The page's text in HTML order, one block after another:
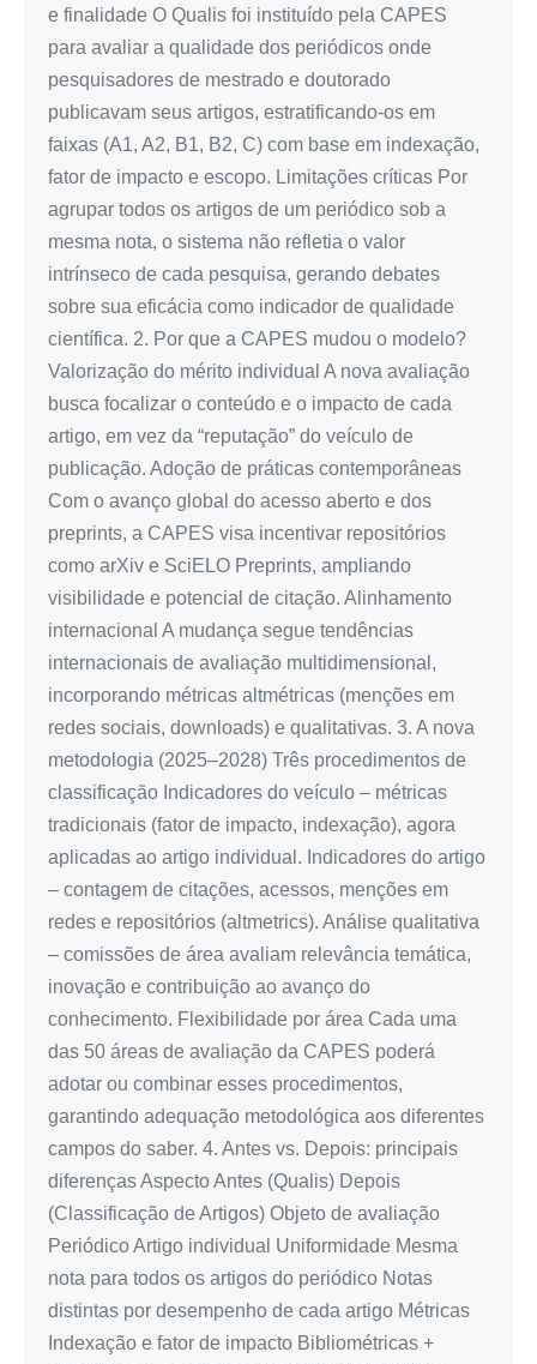
e finalidade O Qualis foi instituído pela CAPES
para avaliar a qualidade dos periódicos onde
pesquisadores de mestrado e doutorado
publicavam seus artigos, estratificando‑os em
faixas (A1, A2, B1, B2, C) com base em indexação,
fator de impacto e escopo. Limitações críticas Por
agrupar todos os artigos de um periódico sob a
mesma nota, o sistema não refletia o valor
intrínseco de cada pesquisa, gerando debates
sobre sua eficácia como indicador de qualidade
científica. 2. Por que a CAPES mudou o modelo?
Valorização do mérito individual A nova avaliação
busca focalizar o conteúdo e o impacto de cada
artigo, em vez da “reputação” do veículo de
publicação. Adoção de práticas contemporâneas
Com o avanço global do acesso aberto e dos
preprints, a CAPES visa incentivar repositórios
como arXiv e SciELO Preprints, ampliando
visibilidade e potencial de citação. Alinhamento
internacional A mudança segue tendências
internacionais de avaliação multidimensional,
incorporando métricas altmétricas (menções em
redes sociais, downloads) e qualitativas. 3. A nova
metodologia (2025–2028) Três procedimentos de
classificação Indicadores do veículo – métricas
tradicionais (fator de impacto, indexação), agora
aplicadas ao artigo individual. Indicadores do artigo
– contagem de citações, acessos, menções em
redes e repositórios (altmetrics). Análise qualitativa
– comissões de área avaliam relevância temática,
inovação e contribuição ao avanço do
conhecimento. Flexibilidade por área Cada uma
das 50 áreas de avaliação da CAPES poderá
adotar ou combinar esses procedimentos,
garantindo adequação metodológica aos diferentes
campos do saber. 4. Antes vs. Depois: principais
diferenças Aspecto Antes (Qualis) Depois
(Classificação de Artigos) Objeto de avaliação
Periódico Artigo individual Uniformidade Mesma
nota para todos os artigos do periódico Notas
distintas por desempenho de cada artigo Métricas
Indexação e fator de impacto Bibliométricas +